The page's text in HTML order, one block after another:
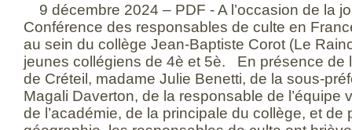
9 décembre 2024 – PDF - A l’occasion de la
Conférence des responsables de culte en
au sein du collège Jean-Baptiste Corot (Le
jeunes collégiens de 4è et 5è. En présence de
de Créteil, madame Julie Benetti, de la sous-
Magali Daverton, de la responsable de l’équipe
de l’académie, de la principale du collège, et de